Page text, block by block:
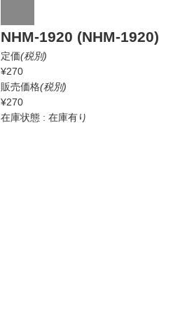
NHM-1920 (NHM-1920)
定価(税別)
¥270
販売価格(税別)
¥270
在庫状態 : 在庫有り